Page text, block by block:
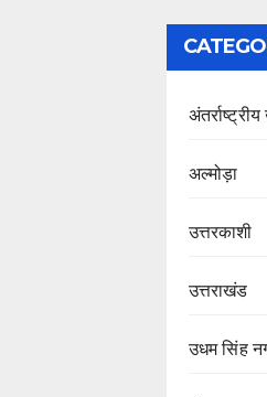
अल्मोड़ा
उत्तरकाशी
उत्तराखंड
उधम सिंह